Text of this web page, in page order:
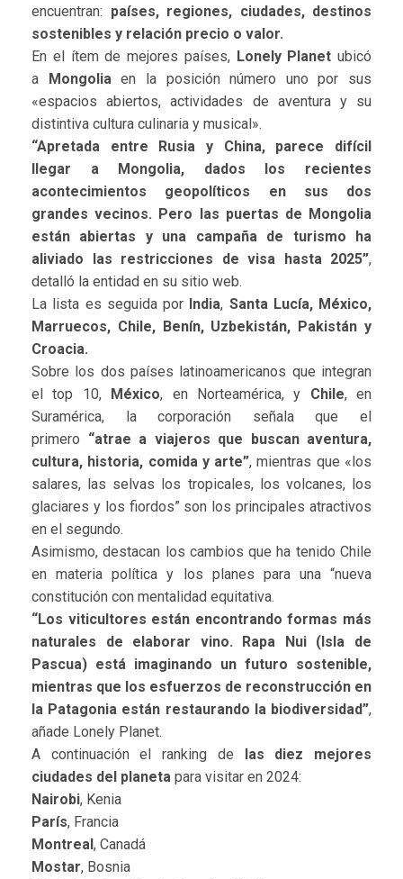
encuentran: países, regiones, ciudades, destinos
sostenibles y relación precio o valor.
En el ítem de mejores países, Lonely Planet ubicó
a Mongoliaen la posición número uno por sus
«espacios abiertos, actividades de aventura y su
distintiva cultura culinaria y musical».
“Apretada entre Rusia y China, parece difícil
llegar a Mongolia, dados los recientes
acontecimientos geopolíticos en sus dos
grandes vecinos. Pero las puertas de Mongolia
están abiertas y una campaña de turismo ha
aliviado las restricciones de visa hasta 2025”,
detalló la entidad en su sitio web.
La lista es seguida por India, Santa Lucía, México,
Marruecos, Chile, Benín, Uzbekistán, Pakistán y
Croacia.
Sobre los dos países latinoamericanos que integran
el top 10, México, en Norteamérica, y Chile, en
Suramérica, la corporación señala que el
primero “atrae a viajeros que buscan aventura,
cultura, historia, comida y arte”, mientras que «los
salares, las selvas los tropicales, los volcanes, los
glaciares y los fiordos” son los principales atractivos
en el segundo.
Asimismo, destacan los cambios que ha tenido Chile
en materia política y los planes para una “nueva
constitución con mentalidad equitativa.
“Los viticultores están encontrando formas más
naturales de elaborar vino. Rapa Nui (Isla de
Pascua) está imaginando un futuro sostenible,
mientras que los esfuerzos de reconstrucción en
la Patagonia están restaurando la biodiversidad”,
añade Lonely Planet.
A continuación el ranking de las diez mejores
ciudades del planeta para visitar en 2024:
Nairobi, Kenia
París, Francia
Montreal, Canadá
Mostar, Bosnia